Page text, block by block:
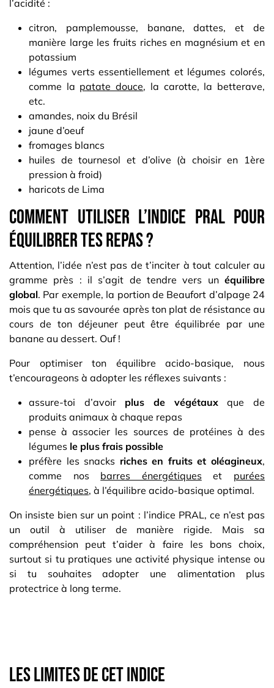
l’acidité :
citron, pamplemousse, banane, dattes, et de
manière large les fruits riches en magnésium et en
potassium
légumes verts essentiellement et légumes colorés,
comme la patate douce, la carotte, la betterave,
etc.
amandes, noix du Brésil
jaune d’oeuf
fromages blancs
huiles de tournesol et d’olive (à choisir en 1ère
pression à froid)
haricots de Lima
Comment utiliser l’indice PRAL pour
équilibrer tes repas ?
Attention, l’idée n’est pas de t’inciter à tout calculer au
gramme près : il s’agit de tendre vers un équilibre
global. Par exemple, la portion de Beaufort d’alpage 24
mois que tu as savourée après ton plat de résistance au
cours de ton déjeuner peut être équilibrée par une
banane au dessert. Ouf !
Pour optimiser ton équilibre acido-basique, nous
t’encourageons à adopter les réflexes suivants :
assure-toi d’avoirplus de végétauxque de
produits animaux à chaque repas
pense à associer les sources de protéines à des
légumes le plus frais possible
préfère les snacks riches en fruits et oléagineux,
comme nos barres énergétiques et purées
énergétiques, à l’équilibre acido-basique optimal.
On insiste bien sur un point : l’indice PRAL, ce n’est pas
un outil à utiliser de manière rigide. Mais sa
compréhension peut t’aider à faire les bons choix,
surtout si tu pratiques une activité physique intense ou
si tu souhaites adopter une alimentation plus
protectrice à long terme.
Les limites de cet indice